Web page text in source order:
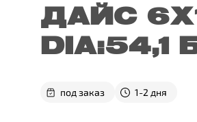
ДАЙС
под заказ 1-2 дня